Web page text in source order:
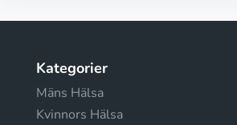
Kategorier
Mäns Hälsa
Kvinnors Hälsa